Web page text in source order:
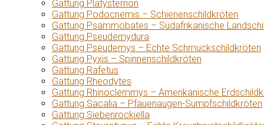
Gattung Platysternon
Gattung Podocnemis – Schienenschildkröten
Gattung Psammobates – Südafrikanische
Gattung Pseudemydura
Gattung Pseudemys – Echte Schmuckschildkröten
Gattung Pyxis – Spinnenschildkröten
Gattung Rafetus
Gattung Rheodytes
Gattung Rhinoclemmys – Amerikanische
Gattung Sacalia – Pfauenaugen-Sumpfschildkröten
Gattung Siebenrockiella